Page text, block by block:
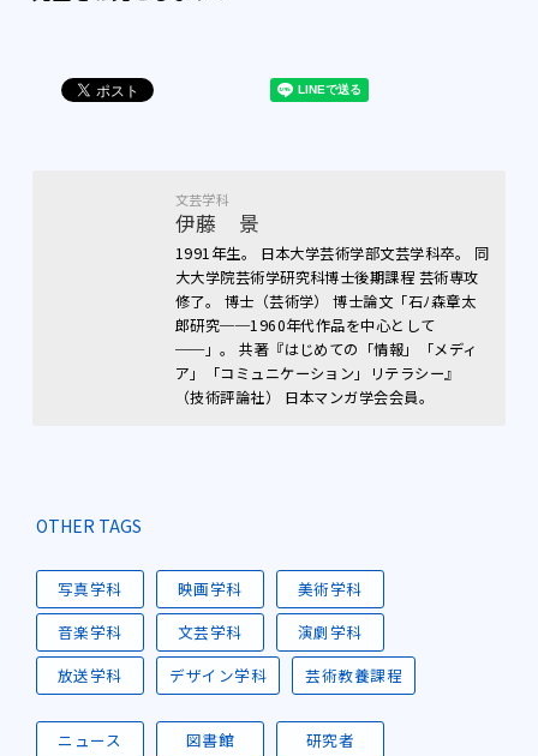
文芸学科
伊藤 景
1991年生。 日本大学芸術学部文芸学科卒。 同
大大学院芸術学研究科博士後期課程 芸術専攻
修了。 博士（芸術学） 博士論文「石ﾉ森章太
郎研究──1960年代作品を中心として
──」。 共著『はじめての「情報」「メディ
ア」「コミュニケーション」リテラシー』
（技術評論社） 日本マンガ学会会員。
OTHER TAGS
写真学科 映画学科
美術学科
音楽学科
文芸学科
演劇学科
放送学科
デザイン学科 芸術教養課程
ニュース 図書館
研究者